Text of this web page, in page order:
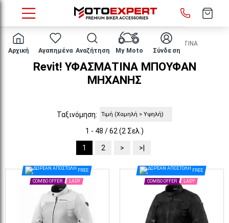
Αρχική Αγαπημένα Αναζήτηση My Moto Σύνδεση
ΕΝΔΥΣΗ ΑΝΑΒΑΤΗ ΜΠΟΥΦΑΝ ΥΦΑΣΜΑΤΙΝΑ
Revit! ΥΦΑΣΜΑΤΙΝΑ ΜΠΟΥΦΑΝ
ΜΗΧΑΝΗΣ
Ταξινόμηση:
1 - 48 / 62 (2 Σελ.)
1 2 > >|
FREE
COMBO OFFER LADY
FREE
COMBO OFFER LADY